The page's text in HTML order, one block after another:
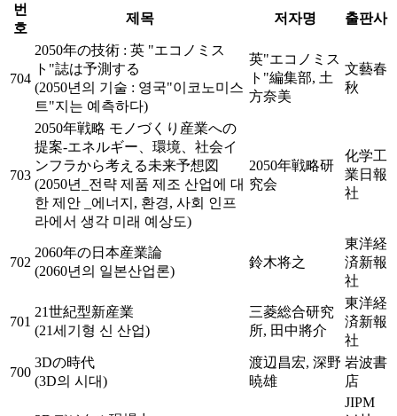
번
호
제목 저자명 출판사
704
2050年の技術 : 英 "エコノミス
ト"誌は予測する
(2050년의 기술 : 영국"이코노미스
트"지는 예측하다)
英"エコノミス
ト"編集部, 土
方奈美
文藝春
秋
703
2050年戦略 モノづくり産業への
提案-エネルギー、環境、社会イ
ンフラから考える未来予想図
(2050년_전략 제품 제조 산업에 대
한 제안 _에너지, 환경, 사회 인프
라에서 생각 미래 예상도)
2050年戦略研
究会
化学工
業日報
社
702
2060年の日本産業論
(2060년의 일본산업론)
鈴木将之
東洋経
済新報
社
701
21世紀型新産業
(21세기형 신 산업)
三菱総合研究
所, 田中將介
東洋経
済新報
社
700
3Dの時代
(3D의 시대)
渡辺昌宏, 深野
暁雄
岩波書
店
JIPM